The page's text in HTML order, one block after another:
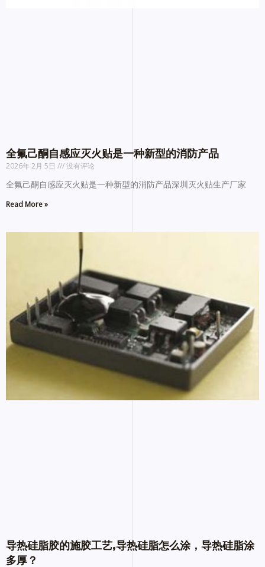
全氟己酮自感应灭火贴是一种新型的消防产品
2026年 2月 5日 没有评论
全氟己酮自感应灭火贴是一种新型的消防产品深圳灭火贴生产厂家
Read More »
导热硅脂胶的施胶工艺,导热硅脂怎么涂，导热硅脂涂
多厚？